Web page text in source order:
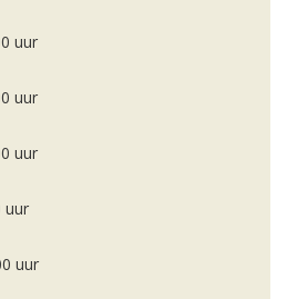
uur
uur
uur
uur
uur